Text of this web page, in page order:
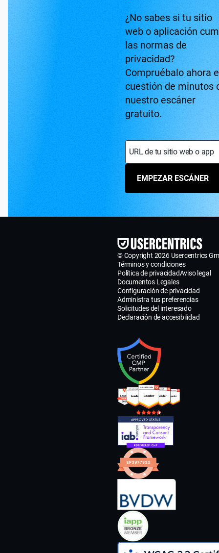
¿No sabes si tu sitio
web o aplicación
las normas de
privacidad?
Compruébalo ahora
cuestión de minutos
nuestro escáner
gratuito.
URL de tu sitio web o app
EMPEZAR ESCÁNER
© Copyright 2026 Usercentrics
Términos y condiciones
Política de privacidadAviso legal
Documentos Legales
Configuración de privacidad
Administra tus preferencias
Solicitudes del interesado
Declaración de accesibilidad